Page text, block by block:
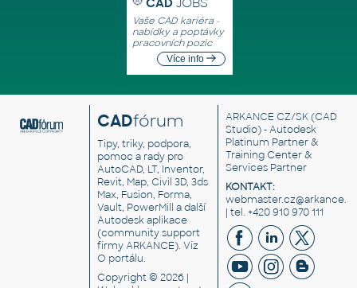
Vaše CAD kariéra -
nabídky a poptávky
pracovních pozic
Více info
CADfórum
Tipy, triky, podpora,
pomoc a rady pro
AutoCAD, LT, Inventor,
Revit, Map, Civil 3D, 3ds
Max, Fusion, Forma,
Vault, PowerMill a další
Autodesk aplikace
(community support
firmy ARKANCE). Viz
O portálu.
Copyright © 2026 |
ARKANCE CZ/SK(CAD
Studio) - Autodesk
Platinum Partner &
Training Center &
Services Partner
KONTAKT:
| tel. +420 910 970 111